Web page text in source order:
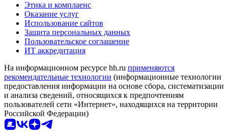
Этика и комплаенс
Оказание услуг
Использование сайтов
Защита персональных данных
Пользовательское соглашение
ИТ аккредитация
На информационном ресурсе hh.ru применяются
рекомендательные технологии (информационные технологии
предоставления информации на основе сбора, систематизации
и анализа сведений, относящихся к предпочтениям
пользователей сети «Интернет», находящихся на территории
Российской Федерации)